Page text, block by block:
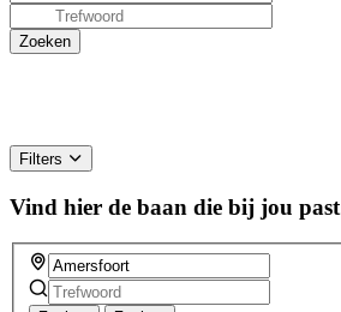
Filters
Vind hier de baan die bij jou past